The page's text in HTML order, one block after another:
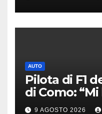
AUTO
Pilota di F1
di Como:
via tutto”
9 AGOSTO 2026